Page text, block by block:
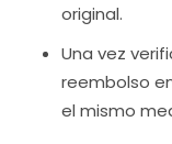
original.
Una vez
reembolso
el mismo